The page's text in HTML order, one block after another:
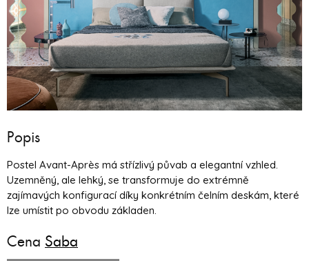
Popis
Postel Avant-Après má střízlivý půvab a elegantní vzhled.
Uzemněný, ale lehký, se transformuje do extrémně
zajímavých konfigurací díky konkrétním čelním deskám, které
lze umístit po obvodu základen.
Cena Saba